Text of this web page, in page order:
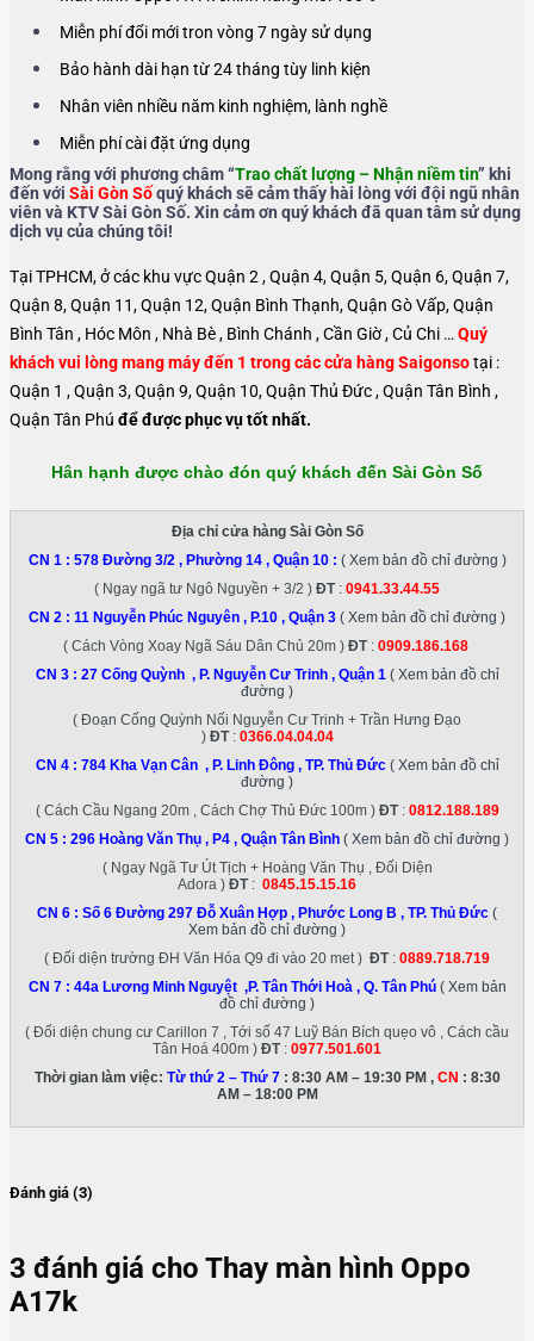
Miễn phí đổi mới tron vòng 7 ngày sử dụng
Bảo hành dài hạn từ 24 tháng tùy linh kiện
Nhân viên nhiều năm kinh nghiệm, lành nghề
Miễn phí cài đặt ứng dụng
Mong rằng với phương châm “Trao chất lượng – Nhận niềm tin” khi
đến với Sài Gòn Sốquý khách sẽ cảm thấy hài lòng với đội ngũ nhân
viên và KTV Sài Gòn Số. Xin cảm ơn quý khách đã quan tâm sử dụng
dịch vụ của chúng tôi!
Tại TPHCM, ở các khu vực Quận 2 , Quận 4, Quận 5, Quận 6, Quận 7,
Quận 8, Quận 11, Quận 12, Quận Bình Thạnh, Quận Gò Vấp, Quận
Bình Tân , Hóc Môn , Nhà Bè , Bình Chánh , Cần Giờ , Củ Chi …Quý
khách vui lòng mang máy đến 1 trong các cửa hàng Saigonsotại :
Quận 1 , Quận 3, Quận 9, Quận 10, Quận Thủ Đức , Quận Tân Bình ,
Quận Tân Phú để được phục vụ tốt nhất.
Hân hạnh được chào đón quý khách đến Sài Gòn Số
Địa chỉ cửa hàng Sài Gòn Số
CN 1 : 578 Đường 3/2 , Phường 14 , Quận 10: ( Xem bản đồ chỉ đường )
( Ngay ngã tư Ngô Nguyền + 3/2 ) ĐT: 0941.33.44.55
CN 2 : 11 Nguyễn Phúc Nguyên , P.10 , Quận 3 ( Xem bản đồ chỉ đường )
( Cách Vòng Xoay Ngã Sáu Dân Chủ 20m ) ĐT: 0909.186.168
CN 3 : 27 Cống Quỳnh , P. Nguyễn Cư Trinh , Quận 1 ( Xem bản đồ chỉ
đường )
( Đoạn Cống Quỳnh Nối Nguyễn Cư Trinh + Trần Hưng Đạo
) ĐT: 0366.04.04.04
CN 4 : 784 Kha Vạn Cân , P. Linh Đông , TP. Thủ Đức( Xem bản đồ chỉ
đường )
( Cách Cầu Ngang 20m , Cách Chợ Thủ Đức 100m ) ĐT: 0812.188.189
CN 5 : 296 Hoàng Văn Thụ , P4 , Quận Tân Bình ( Xem bản đồ chỉ đường )
( Ngay Ngã Tư Út Tịch + Hoàng Văn Thụ , Đối Diện
Adora ) ĐT: 0845.15.15.16
CN 6 : Số 6 Đường 297 Đỗ Xuân Hợp , Phước Long B , TP. Thủ Đức (
Xem bản đồ chỉ đường )
( Đối diện trường ĐH Văn Hóa Q9 đi vào 20 met ) ĐT: 0889.718.719
CN 7 : 44a Lương Minh Nguyệt ,P. Tân Thới Hoà , Q. Tân Phú ( Xem bản
đồ chỉ đường )
( Đối diện chung cư Carillon 7 , Tới số 47 Luỹ Bán Bích quẹo vô , Cách cầu
Tân Hoá 400m ) ĐT: 0977.501.601
Thời gian làm việc: Từ thứ 2 – Thứ 7: 8:30 AM – 19:30 PM , CN : 8:30
AM – 18:00 PM
Đánh giá (3)
3 đánh giá cho Thay màn hình Oppo
A17k